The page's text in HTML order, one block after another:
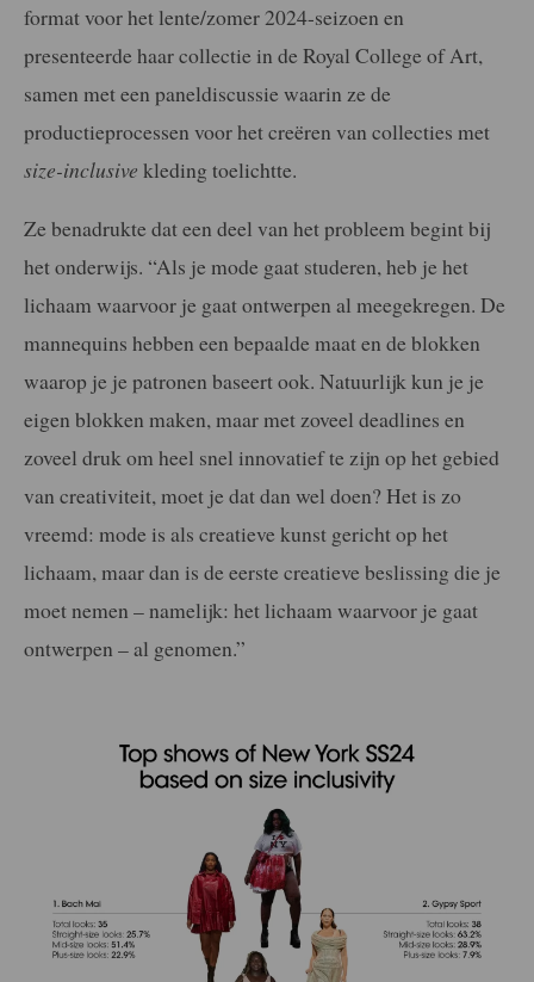
format voor het lente/zomer 2024-seizoen en
presenteerde haar collectie in de Royal College of Art,
samen met een paneldiscussie waarin ze de
productieprocessen voor het creëren van collecties met
size-inclusive kleding toelichtte.
Ze benadrukte dat een deel van het probleem begint bij
het onderwijs. “Als je mode gaat studeren, heb je het
lichaam waarvoor je gaat ontwerpen al meegekregen. De
mannequins hebben een bepaalde maat en de blokken
waarop je je patronen baseert ook. Natuurlijk kun je je
eigen blokken maken, maar met zoveel deadlines en
zoveel druk om heel snel innovatief te zijn op het gebied
van creativiteit, moet je dat dan wel doen? Het is zo
vreemd: mode is als creatieve kunst gericht op het
lichaam, maar dan is de eerste creatieve beslissing die je
moet nemen – namelijk: het lichaam waarvoor je gaat
ontwerpen – al genomen.”